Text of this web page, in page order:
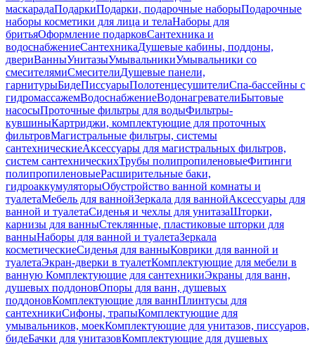
маскарадаПодаркиПодарки, подарочные наборыПодарочные
наборы косметики для лица и телаНаборы для
бритьяОформление подарковСантехника и
водоснабжениеСантехникаДушевые кабины, поддоны,
двериВанныУнитазыУмывальникиУмывальники со
смесителямиСмесителиДушевые панели,
гарнитурыБидеПиссуарыПолотенцесушителиСпа-бассейны с
гидромассажемВодоснабжениеВодонагревателиБытовые
насосыПроточные фильтры для водыФильтры-
кувшиныКартриджи, комплектующие для проточных
фильтровМагистральные фильтры, системы
сантехническиеАксессуары для магистральных фильтров,
систем сантехническихТрубы полипропиленовыеФитинги
полипропиленовыеРасширительные баки,
гидроаккумуляторыОбустройство ванной комнаты и
туалетаМебель для ваннойЗеркала для ваннойАксессуары для
ванной и туалетаСиденья и чехлы для унитазаШторки,
карнизы для ванныСтеклянные, пластиковые шторки для
ванныНаборы для ванной и туалетаЗеркала
косметическиеСиденья для ванныКоврики для ванной и
туалетаЭкран-дверки в туалетКомплектующие для мебели в
ванную Комплектующие для сантехникиЭкраны для ванн,
душевых поддоновОпоры для ванн, душевых
поддоновКомплектующие для ваннПлинтусы для
сантехникиСифоны, трапыКомплектующие для
умывальников, моекКомплектующие для унитазов, писсуаров,
бидеБачки для унитазовКомплектующие для душевых